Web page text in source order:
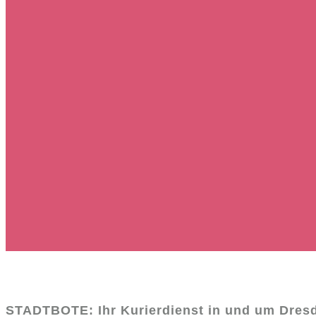
STADTBOTE: Ihr Kurierdienst in und um